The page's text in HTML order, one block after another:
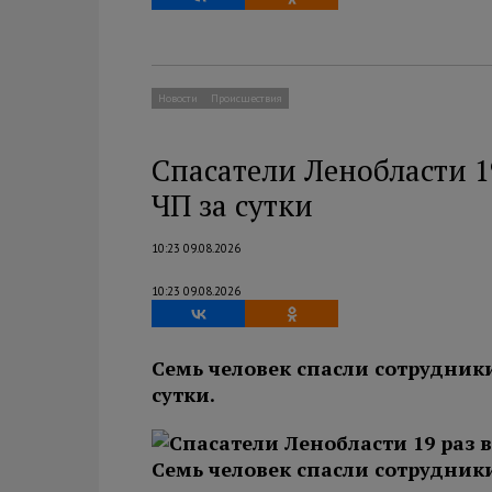
Новости Происшествия
Спасатели Ленобласти
ЧП за сутки
10:23 09.08.2026
10:23 09.08.2026
Семь человек спасли
сутки.